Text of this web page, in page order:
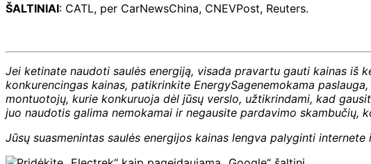
ŠALTINIAI: CATL, per CarNewsChina, CNEVPost, Reuters.
Jei ketinate naudoti saulės energiją, visada pravartu gauti kainas iš
konkurencingas kainas, patikrinkite EnergySagenemokama
montuotojų, kurie konkuruoja dėl jūsų verslo, užtikrindami, kad
juo naudotis galima nemokamai ir negausite pardavimo
Jūsų suasmenintas saulės energijos kainas lengva palyginti